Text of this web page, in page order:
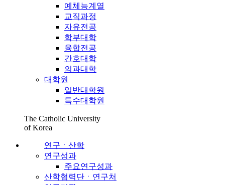
예체능계열
교직과정
자유전공
학부대학
융합전공
간호대학
의과대학
대학원
일반대학원
특수대학원
The Catholic University
of Korea
연구ㆍ산학
연구성과
주요연구성과
산학협력단ㆍ연구처